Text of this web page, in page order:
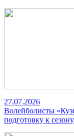
27.07.2026
Волейболисты
подготовку к